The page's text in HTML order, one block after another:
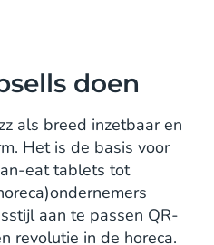
doen
als breed inzetbaar en
Het is de basis voor
eat tablets tot
aan te passen QR-
revolutie in de horeca.